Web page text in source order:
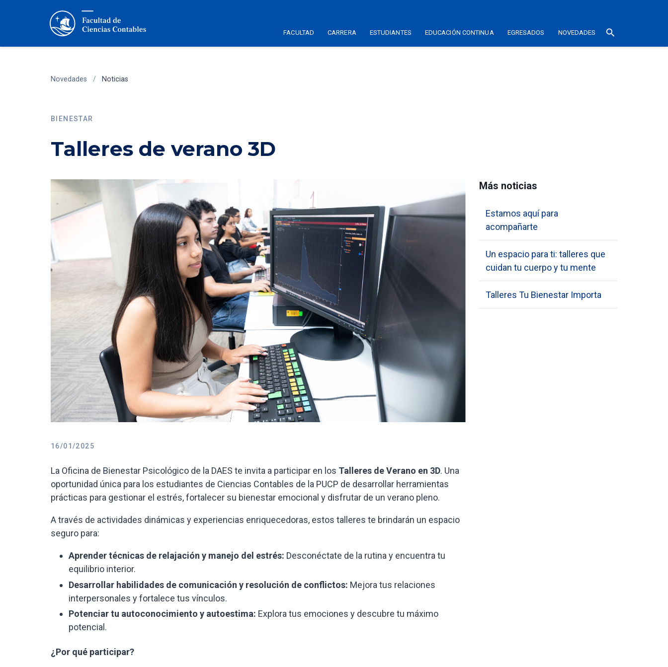
FACULTAD CARRERA ESTUDIANTES EDUCACIÓN CONTINUA EGRESADOS NOVEDADES search
Novedades / Noticias
BIENESTAR
Talleres de verano 3D
16/01/2025
La Oficina de Bienestar Psicológico de la DAES te invita a participar en los Talleres de Verano en 3D. Una
oportunidad única para los estudiantes de Ciencias Contables de la PUCP de desarrollar herramientas
prácticas para gestionar el estrés, fortalecer su bienestar emocional y disfrutar de un verano pleno.
A través de actividades dinámicas y experiencias enriquecedoras, estos talleres te brindarán un espacio
seguro para:
Aprender técnicas de relajación y manejo del estrés: Desconéctate de la rutina y encuentra tu
equilibrio interior.
Desarrollar habilidades de comunicación y resolución de conflictos: Mejora tus relaciones
interpersonales y fortalece tus vínculos.
Potenciar tu autoconocimiento y autoestima: Explora tus emociones y descubre tu máximo
potencial.
¿Por qué participar?
Más noticias
Estamos aquí para
acompañarte
Un espacio para ti: talleres que
cuidan tu cuerpo y tu mente
Talleres Tu Bienestar Importa